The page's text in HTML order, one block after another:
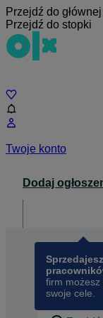
Przejdź do
Przejdź do stopki
Twoje konto
Dodaj
firm
swoje cele.